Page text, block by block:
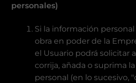
personales)
Si la información
obra en poder de la
el Usuario podrá solicitar
corrija, añada o suprima
personal (en lo sucesivo,